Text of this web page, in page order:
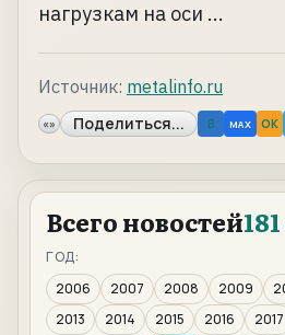
нагрузкам на оси ...
Источник: metalinfo.ru
«» Поделиться... B MAX OK
Всего новостей
ГОД:
2006
2007 2008 2009
2013
2014 2015 2016 2017